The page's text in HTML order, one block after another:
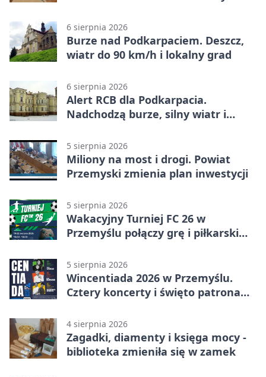
6 sierpnia 2026
Burze nad Podkarpaciem. Deszcz,
wiatr do 90 km/h i lokalny grad
6 sierpnia 2026
Alert RCB dla Podkarpacia.
Nadchodzą burze, silny wiatr i
5 sierpnia 2026
Miliony na most i drogi. Powiat
Przemyski zmienia plan inwestycji
5 sierpnia 2026
Wakacyjny Turniej FC 26 w
Przemyślu połączy grę i piłkarski
5 sierpnia 2026
Wincentiada 2026 w Przemyślu.
Cztery koncerty i święto patrona
4 sierpnia 2026
Zagadki, diamenty i księga mocy -
biblioteka zmieniła się w zamek